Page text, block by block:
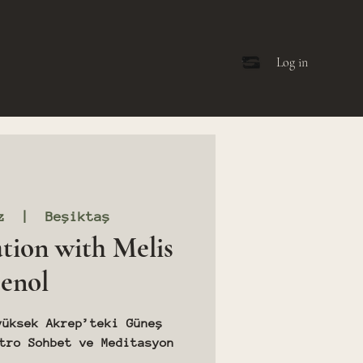
Log in
Beşiktaş
with Melis
Akrep’teki Güneş
Sohbet ve Meditasyon